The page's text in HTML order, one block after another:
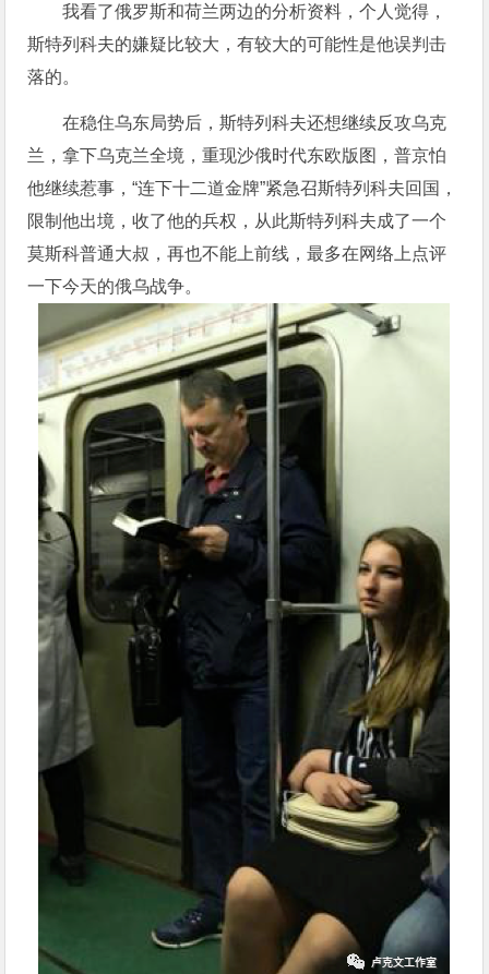
我看了俄罗斯和荷兰两边的分析资料，个人觉得，
斯特列科夫的嫌疑比较大，有较大的可能性是他误判击
落的。
在稳住乌东局势后，斯特列科夫还想继续反攻乌克
兰，拿下乌克兰全境，重现沙俄时代东欧版图，普京怕
他继续惹事，“连下十二道金牌”紧急召斯特列科夫回国，
限制他出境，收了他的兵权，从此斯特列科夫成了一个
莫斯科普通大叔，再也不能上前线，最多在网络上点评
一下今天的俄乌战争。